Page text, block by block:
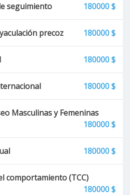
seguimiento 180000 $
precoz 180000 $
180000 $
180000 $
Masculinas y Femeninas
180000 $
180000 $
comportamiento (TCC)
180000 $